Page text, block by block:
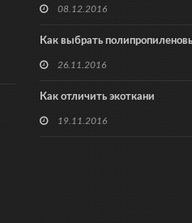
08.12.2016
Как выбрать
26.11.2016
Как отличить экоткани
19.11.2016